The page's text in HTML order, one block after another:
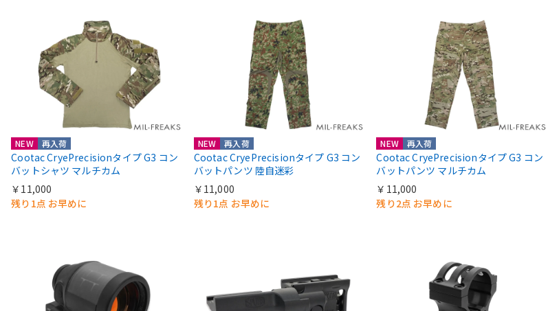
NEW 再入荷
Cootac CryePrecisionタイプ G3 コン
バットシャツ マルチカム
￥11,000
残り1点 お早めに
NEW 再入荷
Cootac CryePrecisionタイプ G3 コン
バットパンツ 陸自迷彩
￥11,000
残り1点 お早めに
NEW 再入荷
Cootac CryePrecisionタイプ G3 コン
バットパンツ マルチカム
￥11,000
残り2点 お早めに